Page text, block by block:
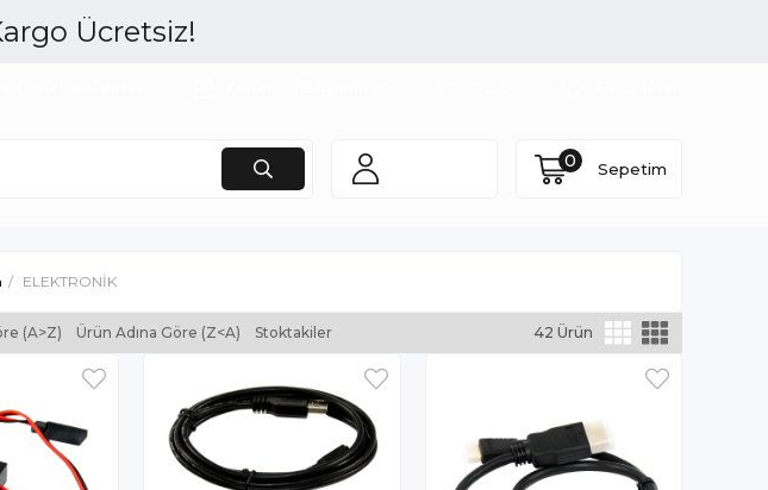
Ücretsiz!
Sepetim
0
ELEKTRONİK
(A>Z) Ürün Adına Göre (Z<A) Stoktakiler 42 Ürün